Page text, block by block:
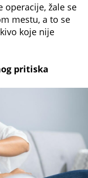
operacije, žale se
mestu, a to se
koje nije
pritiska